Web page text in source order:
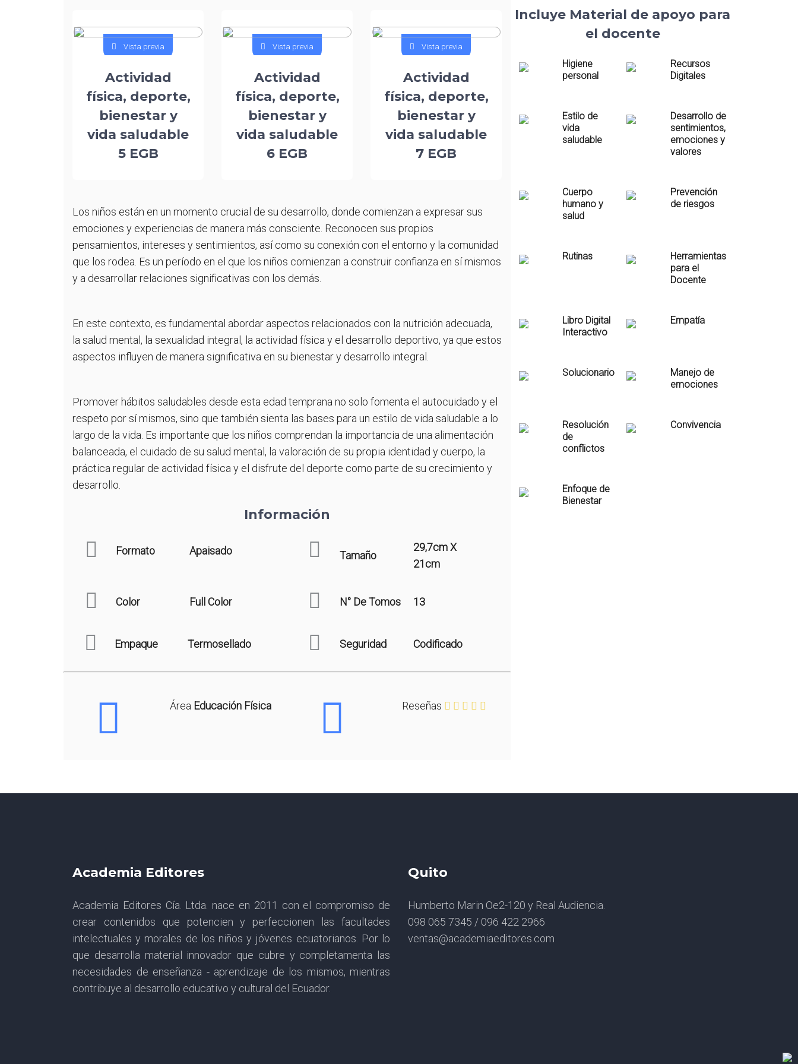
Estudios Sociales - Serie
Travesía
Estudios Sociales - Serie
Lectura y Fantasía
Palabra Viva
Artística - Nueva Edición
Leer es crecer
Todas las series
Vista previa
Actividad
física, deporte,
bienestar y
vida saludable
5 EGB
Vista previa
Actividad
física, deporte,
bienestar y
vida saludable
6 EGB
Vista previa
Actividad
física, deporte,
bienestar y
vida saludable
7 EGB
Los niños están en un momento crucial de su desarrollo, donde comienzan a expresar sus
emociones y experiencias de manera más consciente. Reconocen sus propios
pensamientos, intereses y sentimientos, así como su conexión con el entorno y la comunidad
que los rodea. Es un período en el que los niños comienzan a construir confianza en sí mismos
y a desarrollar relaciones significativas con los demás.
En este contexto, es fundamental abordar aspectos relacionados con la nutrición adecuada,
la salud mental, la sexualidad integral, la actividad física y el desarrollo deportivo, ya que estos
aspectos influyen de manera significativa en su bienestar y desarrollo integral.
Promover hábitos saludables desde esta edad temprana no solo fomenta el autocuidado y el
respeto por sí mismos, sino que también sienta las bases para un estilo de vida saludable a lo
largo de la vida. Es importante que los niños comprendan la importancia de una alimentación
balanceada, el cuidado de su salud mental, la valoración de su propia identidad y cuerpo, la
práctica regular de actividad física y el disfrute del deporte como parte de su crecimiento y
desarrollo.
Información
Formato Apaisado Tamaño
29,7cm X
21cm
Color Full Color N° De Tomos 13
Empaque Termosellado Seguridad Codificado
Área Educación Física Reseñas
Incluye Material de apoyo para
el docente
Higiene
personal
Recursos
Digitales
Estilo de
vida
saludable
Desarrollo de
sentimientos,
emociones y
valores
Cuerpo
humano y
salud
Prevención
de riesgos
Rutinas
Herramientas
para el
Docente
Libro Digital
Interactivo
Empatía
Solucionario
Manejo de
emociones
Resolución
de
conflictos
Convivencia
Enfoque de
Bienestar
Academia Editores
Academia Editores Cía. Ltda. nace en 2011 con el compromiso de
crear contenidos que potencien y perfeccionen las facultades
intelectuales y morales de los niños y jóvenes ecuatorianos. Por lo
que desarrolla material innovador que cubre y completamenta las
necesidades de enseñanza - aprendizaje de los mismos, mientras
contribuye al desarrollo educativo y cultural del Ecuador.
Quito
Humberto Marin Oe2-120 y Real Audiencia.
098 065 7345 / 096 422 2966
ventas@academiaeditores.com